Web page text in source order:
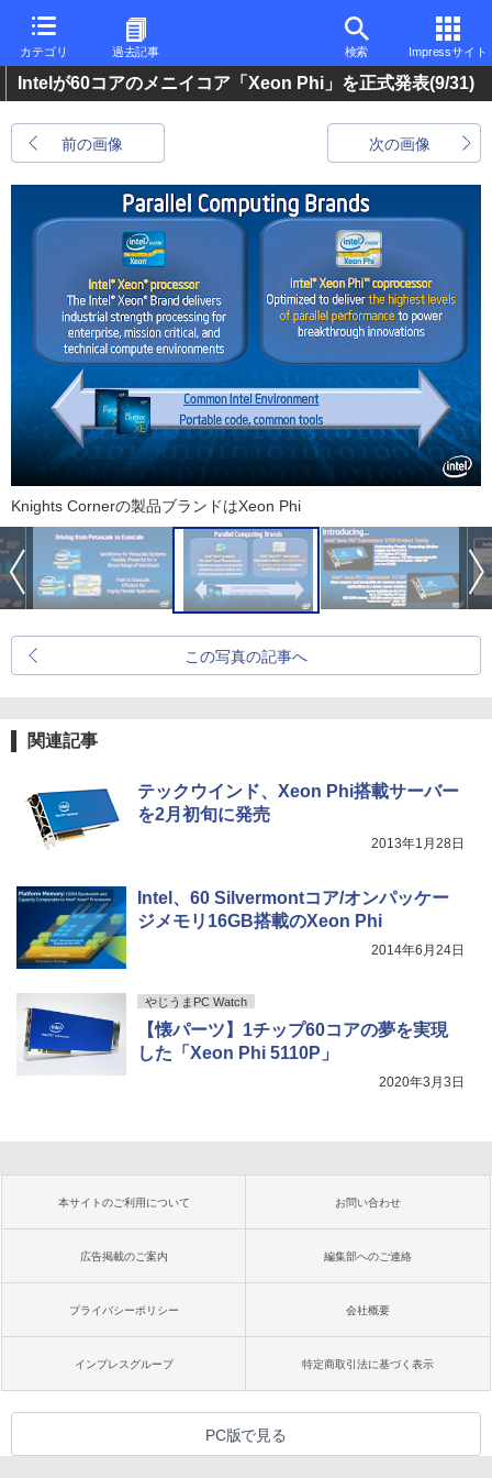
カテゴリ 過去記事 検索 Impressサイト
Intelが60コアのメニイコア「Xeon Phi」を正式発表(9/31)
前の画像 次の画像
Knights Cornerの製品ブランドはXeon Phi
この写真の記事へ
関連記事
テックウインド、Xeon Phi搭載サーバー
を2月初旬に発売
2013年1月28日
Intel、60 Silvermontコア/オンパッケー
ジメモリ16GB搭載のXeon Phi
2014年6月24日
やじうまPC Watch
【懐パーツ】1チップ60コアの夢を実現
した「Xeon Phi 5110P」
2020年3月3日
本サイトのご利用について お問い合わせ
広告掲載のご案内 編集部へのご連絡
プライバシーポリシー 会社概要
インプレスグループ 特定商取引法に基づく表示
PC版で見る